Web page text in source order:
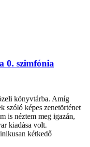
0. szimfónia
könyvtárba. Amíg
szóló képes zenetörténet
is néztem meg igazán,
kiadása volt.
kétkedő